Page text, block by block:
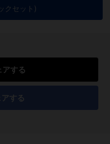
クセット)
アする
する